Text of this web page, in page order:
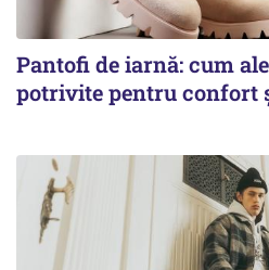
Pantofi de iarnă: cum
potrivite pentru confort